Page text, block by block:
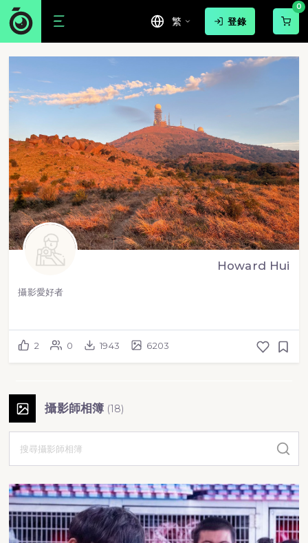
繁 登錄
0
Howard Hui
攝影愛好者
2 0 1943 6203
攝影師相簿 (18)